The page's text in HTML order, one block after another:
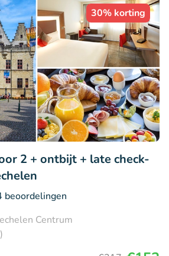
30% korting
2 + ontbijt + late check-
beoordelingen
Centrum